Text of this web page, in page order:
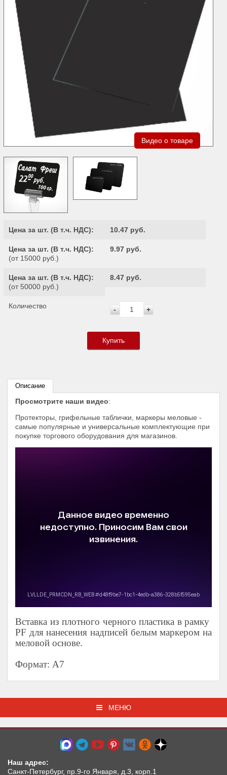
Видео о товаре
Цена за шт. (В т.ч. НДС): 10.47 руб.
Цена за шт. (В т.ч. НДС):
(от 15000 руб.)
9.97 руб.
Цена за шт. (В т.ч. НДС):
(от 50000 руб.)
8.47 руб.
Количество - +
Купить
Описание
Просмотрите наши видео:
Протекторы, грифельные таблички, маркеры меловые -
самые популярные и универсальные комплектующие при
покупке торгового оборудования для магазинов.
Вставка из плотного черного пластика в рамку
PF для нанесения надписей белым маркером на
меловой основе.
Формат: А7
МЕНЮ
Наш адрес:
Санкт-Петербург, пр.9-го Января, д.3, корп.1